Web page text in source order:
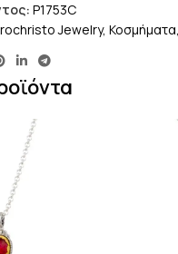
P1753C
Jewelry, Κοσμήματα,